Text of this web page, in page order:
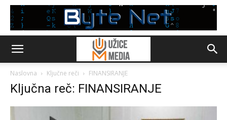
Naslovna Ključne reči FINANSIRANJE
Ključna reč: FINANSIRANJE